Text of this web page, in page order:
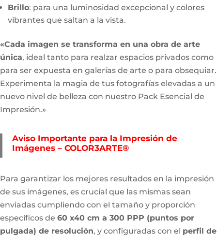
Brillo: para una luminosidad excepcional y colores
vibrantes que saltan a la vista.
«Cada imagen se transforma en una obra de arte
única, ideal tanto para realzar espacios privados como
para ser expuesta en galerías de arte o para obsequiar.
Experimenta la magia de tus fotografías elevadas a un
nuevo nivel de belleza con nuestro Pack Esencial de
Impresión.»
Aviso Importante para la Impresión de
Imágenes – COLOR3ARTE®
Para garantizar los mejores resultados en la impresión
de sus imágenes, es crucial que las mismas sean
enviadas cumpliendo con el tamaño y proporción
específicos de 60 x40 cm a 300 PPP (puntos por
pulgada) de resolución, y configuradas con el perfil de